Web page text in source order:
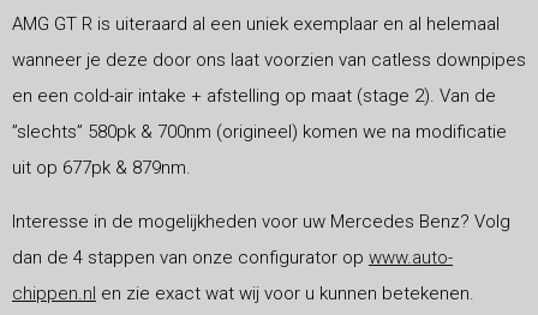
AMG GT R is uiteraard al een uniek exemplaar en al helemaal
wanneer je deze door ons laat voorzien van catless downpipes
en een cold-air intake + afstelling op maat (stage 2). Van de
”slechts” 580pk & 700nm (origineel) komen we na modificatie
uit op 677pk & 879nm.
Interesse in de mogelijkheden voor uw Mercedes Benz? Volg
dan de 4 stappen van onze configurator op www.auto-
chippen.nl en zie exact wat wij voor u kunnen betekenen.